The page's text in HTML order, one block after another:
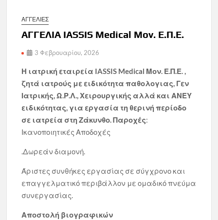
ΑΓΓΕΛΙΕΣ
ΑΓΓΕΛΙΑ IASSIS Medical Μον. Ε.Π.Ε.
3 Φεβρουαρίου, 2026
Η ιατρική εταιρεία IASSIS Medical Μον. Ε.Π.Ε. ,
ζητά ιατρούς με ειδικότητα παθολογιας, Γεν
Ιατρικής, Ω.Ρ.Λ., Χειρουργικής αλλά και ΑΝΕΥ
ειδικότητας, για εργασία τη θερινή περίοδο
σε ιατρεία στη Ζάκυνθο.Παροχές:
Ικανοποιητικές Αποδοχές
.Δωρεάν διαμονή.
Άριστες συνθήκες εργασίας σε σύγχρονο και
επαγγελματικό περιβάλλον με ομαδικό πνεύμα
συνεργασίας.
Αποστολή βιογραφικών